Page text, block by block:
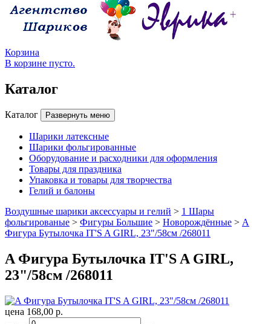
Корзина
В корзине пусто.
Каталог
Каталог Развернуть меню
Шарики латексные
Шарики фольгированные
Оборудование и расходники для оформления
Товары для праздника
Упаковка и товары для творчества
Гелий и балоны
Воздушные шарики аксессуары и гелий > 1 Шары
фольгированые > Фигуры Большие > Новорождённые > A
Фигура Бутылочка IT'S A GIRL, 23"/58см /268011
A Фигура Бутылочка IT'S A GIRL,
23"/58см /268011
цена 168,00 р.